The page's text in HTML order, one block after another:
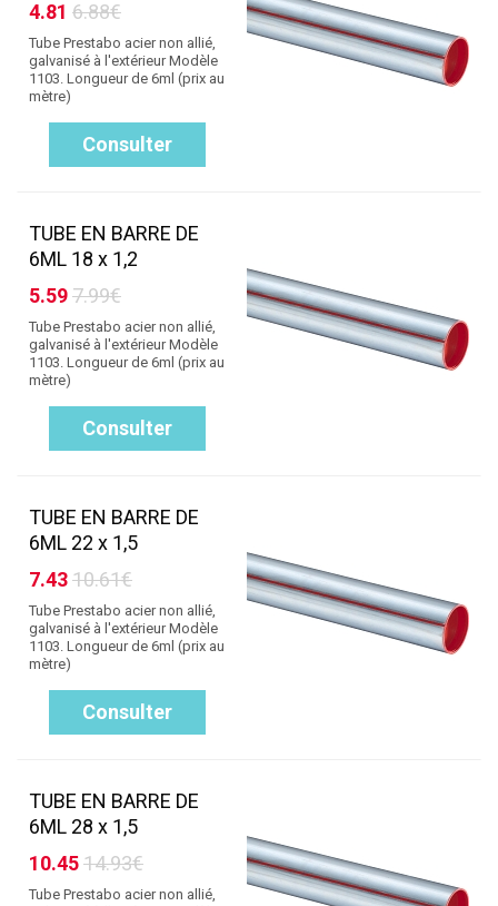
4.81 6.88€
Tube Prestabo acier non allié,
galvanisé à l'extérieur Modèle
1103. Longueur de 6ml (prix au
mètre)
Consulter
TUBE EN BARRE DE
6ML 18 x 1,2
5.597.99€
Tube Prestabo acier non allié,
galvanisé à l'extérieur Modèle
1103. Longueur de 6ml (prix au
mètre)
Consulter
TUBE EN BARRE DE
6ML 22 x 1,5
7.4310.61€
Tube Prestabo acier non allié,
galvanisé à l'extérieur Modèle
1103. Longueur de 6ml (prix au
mètre)
Consulter
TUBE EN BARRE DE
6ML 28 x 1,5
10.4514.93€
Tube Prestabo acier non allié,